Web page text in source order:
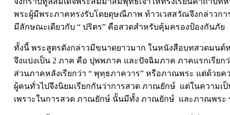
พระผู้มีพระภาคทรงรับโดยดุษณีภาพ ท้าวเวสสวัณจึงกล่าวกา
มีลักษณะเดียวกับ “ ปริตร” คือสวดสำหรับคุ้มครองป้องกันภัย
ทั้งนี้ พระสูตรดังกล่าวมีขนาดยาวมาก ในหนังสือบทสวดมน
จึงแบ่งเป็น 2 ภาค คือ ปุพพภาค และปัจฉิมภาค ภาคแรกเรียก
ส่วนภาคหลังเรียกว่า “ พุทฺธภาควาร” หรือภาณพระ แต่ด้วย
ผู้คนทั่วไปจึงนิยมเรียกกันว่าการสวด ภาณยักษ์ แต่ในความเ
เพราะในการสวด ภาณยักษ์ นั้นมีทั้ง ภาณยักษ์ และภาณพระ